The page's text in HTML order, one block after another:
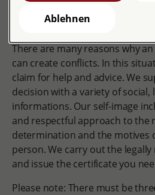
undecided about the
There are many reasons why
can create conflicts. In this
claim for help and advice. We
decision with a variety of social,
informations. Our self-image
and respectful approach to the
determination and the motives
person. We carry out the
and issue the certificate you
Please note: There must be
Ablehnen